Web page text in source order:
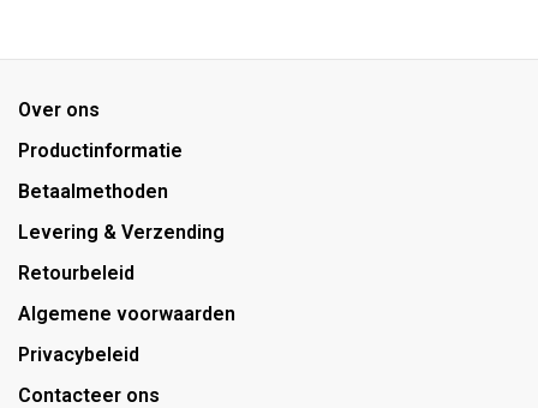
Over ons
Productinformatie
Betaalmethoden
Levering & Verzending
Retourbeleid
Algemene voorwaarden
Privacybeleid
Contacteer ons